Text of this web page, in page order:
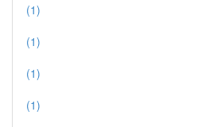
(1)
(1)
(1)
(1)